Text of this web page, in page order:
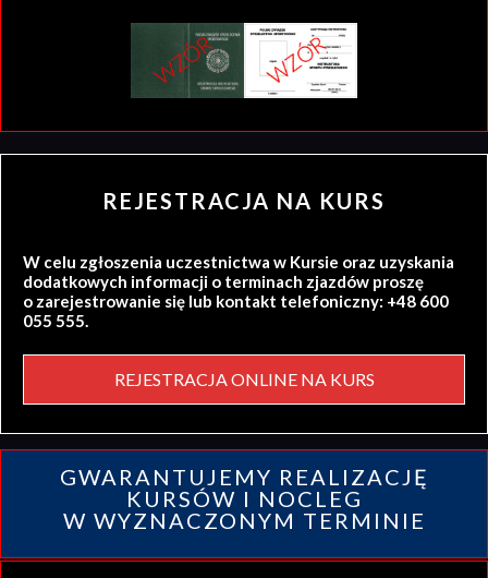
REJESTRACJA NA KURS
W celu zgłoszenia uczestnictwa w Kursie oraz uzyskania
dodatkowych informacji o terminach zjazdów proszę
o zarejestrowanie się lub kontakt telefoniczny: +48 600
055 555.
REJESTRACJA ONLINE NA KURS
GWARANTUJEMY REALIZACJĘ
KURSÓW I NOCLEG
W WYZNACZONYM TERMINIE